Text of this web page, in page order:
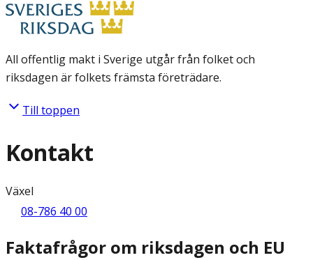
All offentlig makt i Sverige utgår från folket och
riksdagen är folkets främsta företrädare.
Till toppen
Kontakt
Växel
08-786 40 00
Faktafrågor om riksdagen och EU